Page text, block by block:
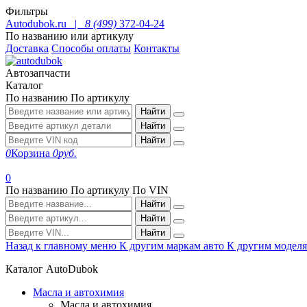
Фильтры
Autodubok.ru |
8 (499) 372-04-24
По названию или артикулу
Доставка Способы оплаты Контакты
Автозапчасти
Каталог
По названию По артикулу
Найти
Найти
Найти
0Корзина 0руб.
0
По названию По артикулу По VIN
Найти
Найти
Найти
Назад к главному меню К другим маркам авто К другим
Каталог AutoDubok
Масла и автохимия
Масла и автохимия